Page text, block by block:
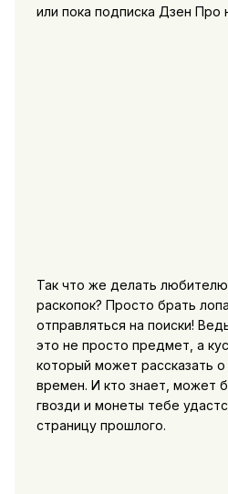
или пока подписка Дзен Про
Так что же делать
раскопок? Просто брать
отправляться на поиски!
это не просто предмет, а
который может рассказать
времен. И кто знает, может
гвозди и монеты тебе
страницу прошлого.